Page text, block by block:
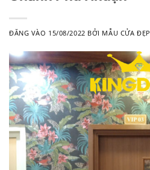
ĐĂNG VÀO 15/08/2022 BỞI MẪU CỬA ĐẸP